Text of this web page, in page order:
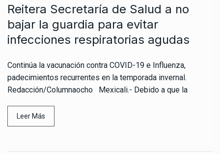
Reitera Secretaría de Salud a no
bajar la guardia para evitar
infecciones respiratorias agudas
Continúa la vacunación contra COVID-19 e Influenza,
padecimientos recurrentes en la temporada invernal.
Redacción/Columnaocho Mexicali.- Debido a que la
Leer Más